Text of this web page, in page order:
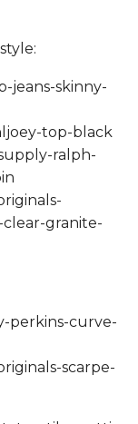
jeans-skinny-
top-black
ralph-
clear-granite-
perkins-curve-
scarpe-